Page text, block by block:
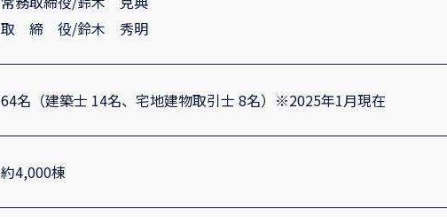
取 締 役/鈴木 秀明
64名（建築士 14名、宅地建物取引士 8名）※2025年1月現在
約4,000棟